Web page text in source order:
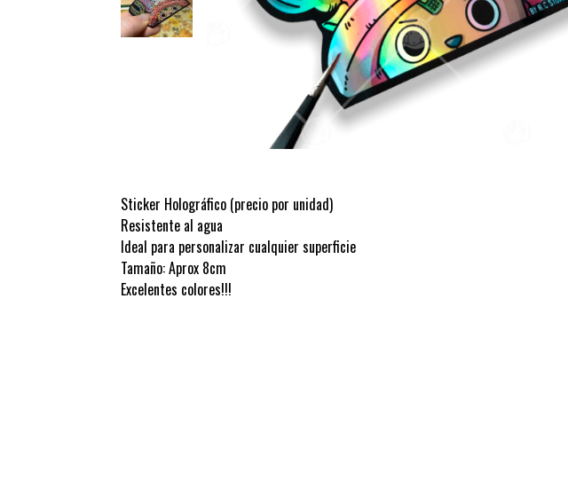
Sticker Holográfico (precio por unidad)
Resistente al agua
Ideal para personalizar cualquier superficie
Tamaño: Aprox 8cm
Excelentes colores!!!